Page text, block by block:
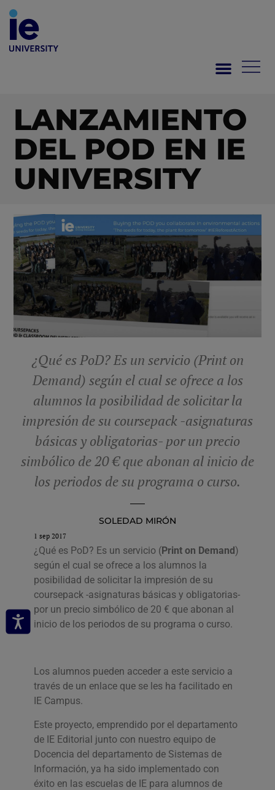
LANZAMIENTO
DEL POD EN IE
UNIVERSITY
¿Qué es PoD? Es un servicio (Print on
Demand) según el cual se ofrece a los
alumnos la posibilidad de solicitar la
impresión de su coursepack -asignaturas
básicas y obligatorias- por un precio
simbólico de 20 € que abonan al inicio de
los periodos de su programa o curso.
SOLEDAD MIRÓN
1 sep 2017
¿Qué es PoD? Es un servicio (Print on Demand )
según el cual se ofrece a los alumnos la
posibilidad de solicitar la impresión de su
coursepack -asignaturas básicas y obligatorias-
por un precio simbólico de 20 € que abonan al
inicio de los periodos de su programa o curso.
Los alumnos pueden acceder a este servicio a
través de un enlace que se les ha facilitado en
IE Campus.
Este proyecto, emprendido por el departamento
de IE Editorial junto con nuestro equipo de
Docencia del departamento de Sistemas de
Información, ya ha sido implementado con
éxito en las escuelas de IE para alumnos de